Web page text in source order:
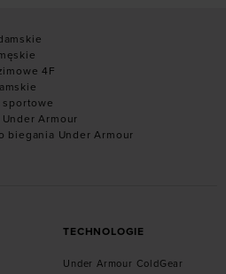
4F
sportowe
Under Armour
biegania Under Armour
TECHNOLOGIE
Under Armour ColdGear